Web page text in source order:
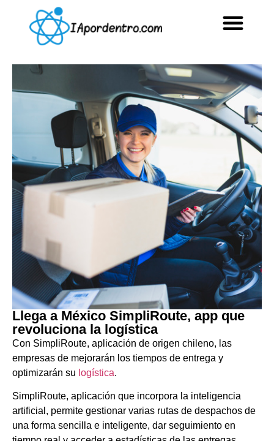
Llega a México SimpliRoute, app que
revoluciona la logística
Con SimpliRoute, aplicación de origen chileno, las
empresas de mejorarán los tiempos de entrega y
optimizarán su logística.
SimpliRoute, aplicación que incorpora la inteligencia
artificial, permite gestionar varias rutas de despachos de
una forma sencilla e inteligente, dar seguimiento en